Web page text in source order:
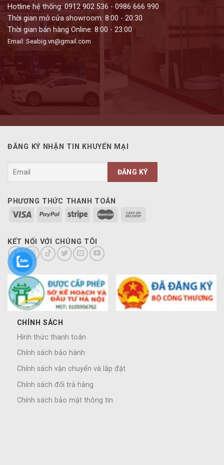
Hotline hệ thống: 0912 902 536 - 0986 666 990
Thời gian mở cửa showroom: 8:00 - 20:30
Thời gian bán hàng Online: 8:00 - 23:00
Email: Seabig.vn@gmail.com
ĐĂNG KÝ NHẬN TIN KHUYẾN MẠI
PHƯƠNG THỨC THANH TOÁN
KẾT NỐI VỚI CHÚNG TÔI
CHÍNH SÁCH
Hình thức thanh toán
Chính sách bảo hành
Chính sách vận chuyển và lắp đặt
Chính sách đổi trả hàng
Chính sách bảo mật thông tin